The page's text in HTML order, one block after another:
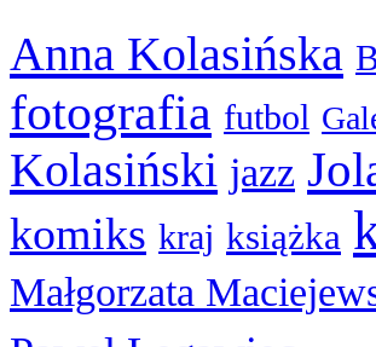
Anna Kolasińska
fotografia futbol
Kolasiński jazz
komiks kraj książka
Małgorzata